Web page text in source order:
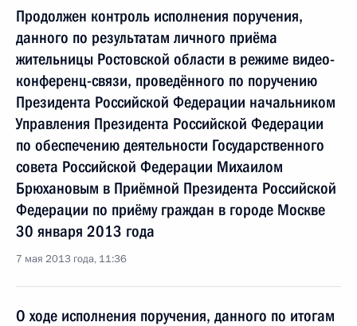
Продолжен контроль исполнения поручения,
данного по результатам личного приёма
жительницы Ростовской области в режиме видео-
конференц-связи, проведённого по поручению
Президента Российской Федерации начальником
Управления Президента Российской Федерации
по обеспечению деятельности Государственного
совета Российской Федерации Михаилом
Брюхановым в Приёмной Президента Российской
Федерации по приёму граждан в городе Москве
30 января 2013 года
7 мая 2013 года, 11:36
О ходе исполнения поручения, данного по итогам